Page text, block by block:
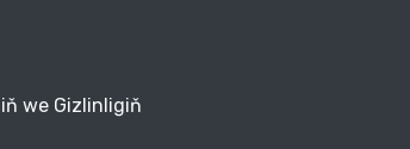
we Gizlinligiň